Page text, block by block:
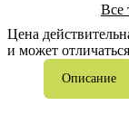
Все
Цена
и может
Описание